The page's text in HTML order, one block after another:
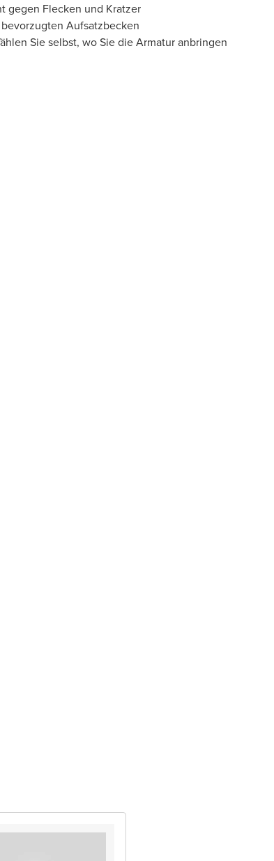
gegen Flecken und Kratzer
Aufsatzbecken
Sie selbst, wo Sie die Armatur anbringen